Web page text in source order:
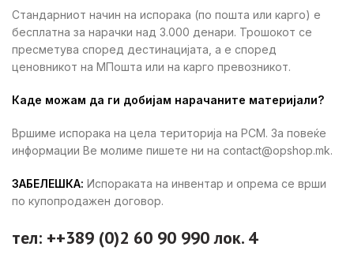
Стандарниот начин на испорака (по пошта или карго) е
бесплатна за нарачки над 3.000 денари. Трошокот се
пресметува според дестинацијата, а е според
ценовникот на МПошта или на карго превозникот.
Каде можам да ги добијам нарачаните материјали?
Вршиме испорака на цела територија на РСМ. За повеќе
информации Ве молиме пишете ни на contact@opshop.mk.
ЗАБЕЛЕШКА: Испораката на инвентар и опрема се врши
по купопродажен договор.
тел: ++389 (0)2 60 90 990 лок. 4